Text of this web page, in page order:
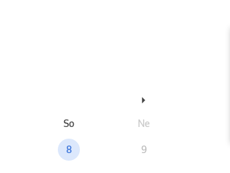
So Ne
8 9